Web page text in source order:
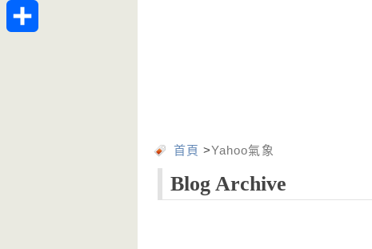
首頁 >Yahoo氣象
Blog Archive
Telegram